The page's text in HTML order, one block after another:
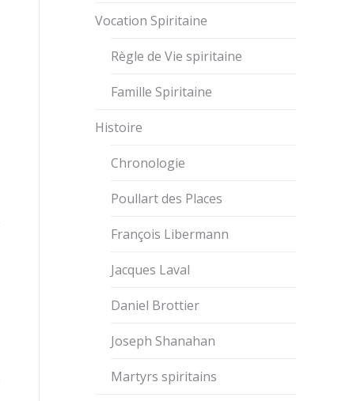
Vocation Spiritaine
Règle de Vie spiritaine
Famille Spiritaine
Histoire
Chronologie
Poullart des Places
François Libermann
Jacques Laval
Daniel Brottier
Joseph Shanahan
Martyrs spiritains